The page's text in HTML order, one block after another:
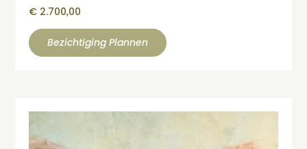
€ 2.700,00
Bezichtiging Plannen